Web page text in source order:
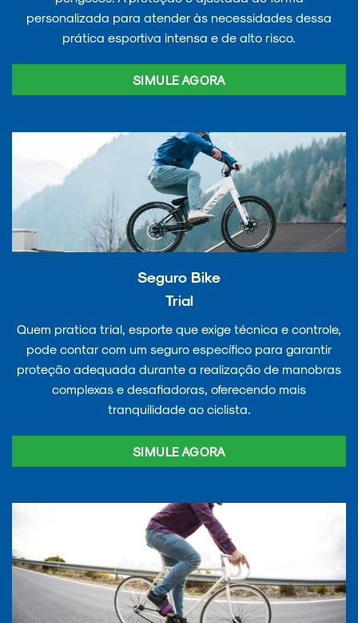
personalizada para atender às necessidades dessa
prática esportiva intensa e de alto risco.
SIMULE AGORA
Seguro Bike
Trial
Quem pratica trial, esporte que exige técnica e controle,
pode contar com um seguro específico para garantir
proteção adequada durante a realização de manobras
complexas e desafiadoras, oferecendo mais
tranquilidade ao ciclista.
SIMULE AGORA